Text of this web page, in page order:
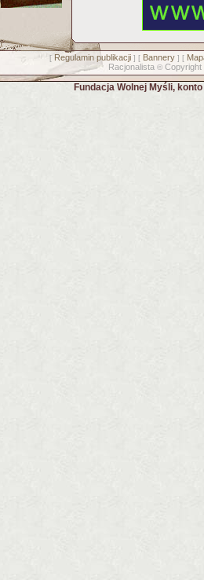
[ Regulamin publikacji] [ Bannery] [
Racjonalista © Copyright
Fundacja Wolnej Myśli,